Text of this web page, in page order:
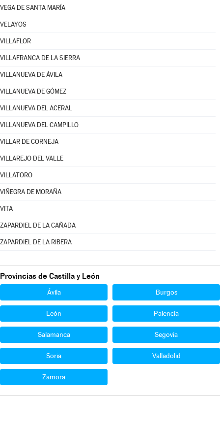
VEGA DE SANTA MARÍA
VELAYOS
VILLAFLOR
VILLAFRANCA DE LA SIERRA
VILLANUEVA DE ÁVILA
VILLANUEVA DE GÓMEZ
VILLANUEVA DEL ACERAL
VILLANUEVA DEL CAMPILLO
VILLAR DE CORNEJA
VILLAREJO DEL VALLE
VILLATORO
VIÑEGRA DE MORAÑA
VITA
ZAPARDIEL DE LA CAÑADA
ZAPARDIEL DE LA RIBERA
Provincias de Castilla y León
Ávila Burgos
León Palencia
Salamanca Segovia
Soria Valladolid
Zamora